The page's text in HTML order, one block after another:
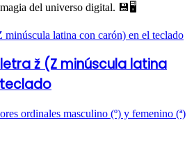
del universo digital. 💾🖥️
latina con carón) en el teclado
ž (Z minúscula latina
ordinales masculino (º) y femenino (ª)